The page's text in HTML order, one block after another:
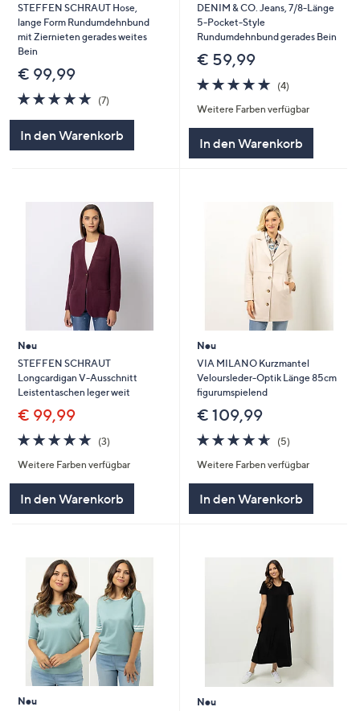
STEFFEN SCHRAUT Hose,
lange Form Rundumdehnbund
mit Ziernieten gerades weites
Bein
€ 99,99
4.9
von
5
(7)
In den Warenkorb
DENIM & CO. Jeans, 7/8-Länge
5-Pocket-Style
Rundumdehnbund gerades Bein
€ 59,99
4.8
von
5
(4)4
Weitere Farben verfügbar
In den Warenkorb
Neu
STEFFEN SCHRAUT
Longcardigan V-Ausschnitt
Leistentaschen leger weit
€ 99,99
4.7
von
5
(3)
Weitere Farben verfügbar
In den Warenkorb
Neu
VIA MILANO Kurzmantel
Veloursleder-Optik Länge 85cm
figurumspielend
€ 109,99
4.6
von
5
(5)5
Weitere Farben verfügbar
In den Warenkorb
Neu
Neu